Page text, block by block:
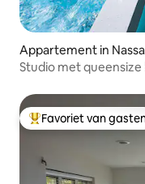
Appartement in
Studio met
Topfavoriet van
Favoriet van